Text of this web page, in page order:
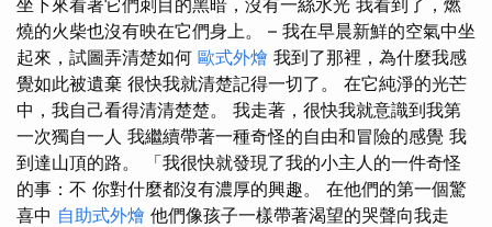
坐下來看著它們刺目的黑暗，沒有一絲水光 我看到了，燃
燒的火柴也沒有映在它們身上。 – 我在早晨新鮮的空氣中坐
起來，試圖弄清楚如何 歐式外燴 我到了那裡，為什麼我感
覺如此被遺棄 很快我就清楚記得一切了。 在它純淨的光芒
中，我自己看得清清楚楚。 我走著，很快我就意識到我第
一次獨自一人 我繼續帶著一種奇怪的自由和冒險的感覺 我
到達山頂的路。 「我很快就發現了我的小主人的一件奇怪
的事：不 你對什麼都沒有濃厚的興趣。 在他們的第一個驚
喜中 自助式外燴 他們像孩子一樣帶著渴望的哭聲向我走